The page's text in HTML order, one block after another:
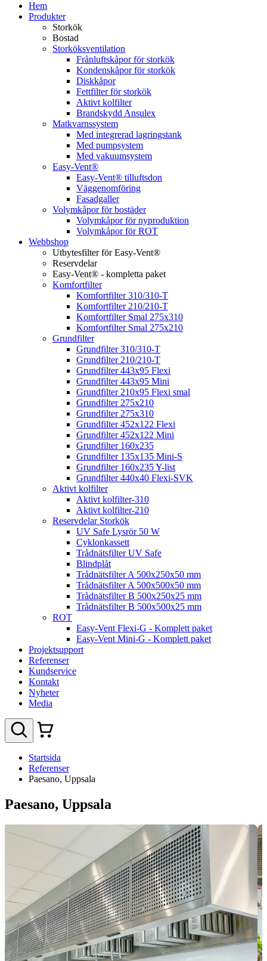
Hem
Produkter
Storkök
Bostad
Storköksventilation
Frånluftskåpor för storkök
Kondenskåpor för storkök
Diskkåpor
Fettfilter för storkök
Aktivt kolfilter
Brandskydd Ansulex
Matkvarnssystem
Med integrerad lagringstank
Med pumpsystem
Med vakuumsystem
Easy-Vent®
Easy-Vent® tilluftsdon
Väggenomföring
Fasadgaller
Volymkåpor för bostäder
Volymkåpor för nyproduktion
Volymkåpor för ROT
Webbshop
Utbytesfilter för Easy-Vent®
Reservdelar
Easy-Vent® - kompletta paket
Komfortfilter
Komfortfilter 310/310-T
Komfortfilter 210/210-T
Komfortfilter Smal 275x310
Komfortfilter Smal 275x210
Grundfilter
Grundfilter 310/310-T
Grundfilter 210/210-T
Grundfilter 443x95 Flexi
Grundfilter 443x95 Mini
Grundfilter 210x95 Flexi smal
Grundfilter 275x210
Grundfilter 275x310
Grundfilter 452x122 Flexi
Grundfilter 452x122 Mini
Grundfilter 160x235
Grundfilter 135x135 Mini-S
Grundfilter 160x235 Y-list
Grundfilter 440x40 Flexi-SVK
Aktivt kolfilter
Aktivt kolfilter-310
Aktivt kolfilter-210
Reservdelar Storkök
UV Safe Lysrör 50 W
Cyklonkassett
Trådnätsfilter UV Safe
Blindplåt
Trådnätsfilter A 500x250x50 mm
Trådnätsfilter A 500x500x50 mm
Trådnätsfilter B 500x250x25 mm
Trådnätsfilter B 500x500x25 mm
ROT
Easy-Vent Flexi-G - Komplett paket
Easy-Vent Mini-G - Komplett paket
Projektsupport
Referenser
Kundservice
Kontakt
Nyheter
Media
Startsida
Referenser
Paesano, Uppsala
Paesano, Uppsala